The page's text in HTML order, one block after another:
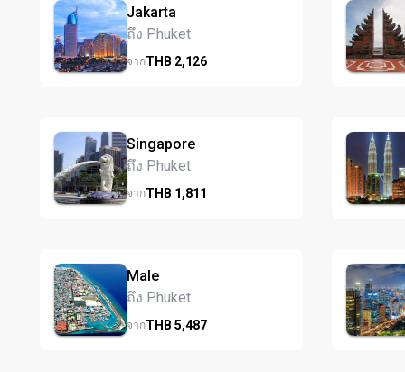
Jakarta
ถึง Phuket
จากTHB 2,126
Singapore
ถึง Phuket
จากTHB 1,811
Male
ถึง Phuket
จากTHB 5,487